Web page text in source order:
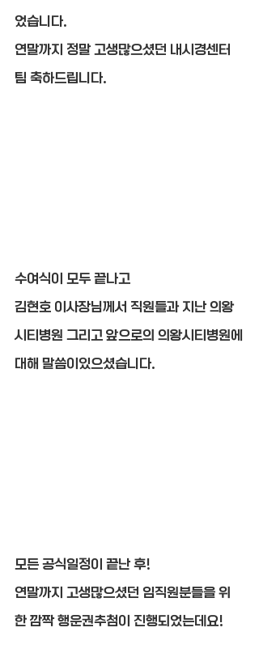
었습니다.
연말까지 정말 고생많으셨던 내시경센터
팀 축하드립니다.
수여식이 모두 끝나고
김현호 이사장님께서 직원들과 지난 의왕
시티병원 그리고 앞으로의 의왕시티병원에
대해 말씀이있으셨습니다.
모든 공식일정이 끝난 후!
연말까지 고생많으셨던 임직원분들을 위
한 깜짝 행운권추첨이 진행되었는데요!